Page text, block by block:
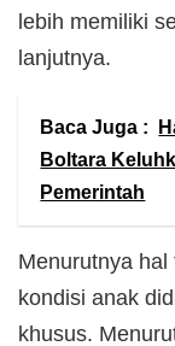
lebih memiliki
lanjutnya.
Baca Juga :
Boltara
Pemerintah
Menurutnya
kondisi anak
khusus.